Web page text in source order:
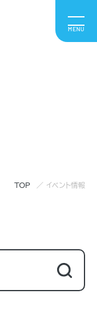
TOP イベント情報